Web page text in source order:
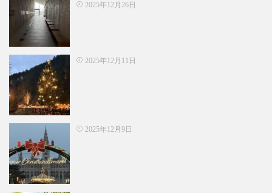
2025年12月26日
2025年12月11日
2025年12月9日